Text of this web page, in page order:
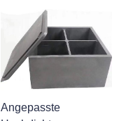
Angepasste